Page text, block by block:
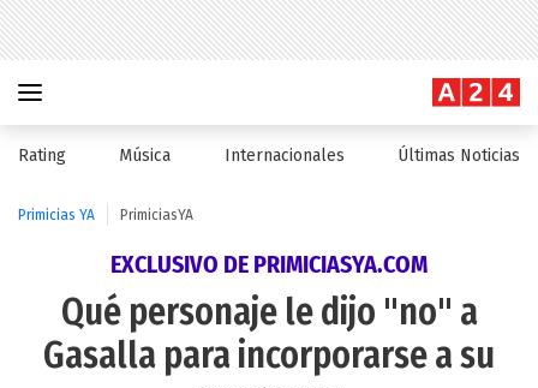
Rating Música Internacionales Últimas Noticias
Primicias YA PrimiciasYA
EXCLUSIVO DE PRIMICIASYA.COM
Qué personaje le dijo "no" a
Gasalla para incorporarse a su